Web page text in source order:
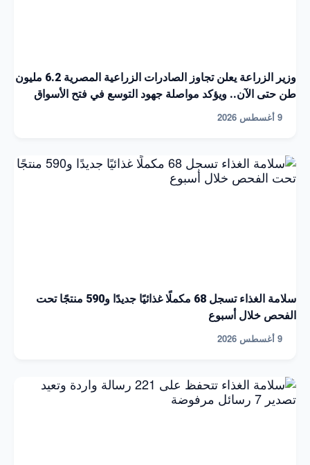
وزير الزراعة يعلن تجاوز الصادرات الزراعية المصرية 6.2 مليون
طن حتى الآن.. ويؤكد مواصلة جهود التوسع في فتح الأسواق
9 أغسطس 2026
سلامة الغذاء تسجل 68 مكملًا غذائيًا جديدًا و590 منتجًا تحت
الفحص خلال أسبوع
9 أغسطس 2026